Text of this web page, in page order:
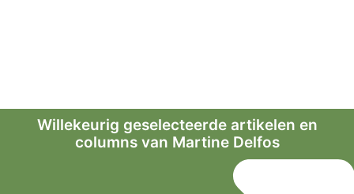
Willekeurig geselecteerde artikelen en
columns van Martine Delfos